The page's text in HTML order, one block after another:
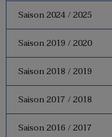
Saison 2024 / 2025
Saison 2019 / 2020
Saison 2018 / 2019
Saison 2017 / 2018
Saison 2016 / 2017